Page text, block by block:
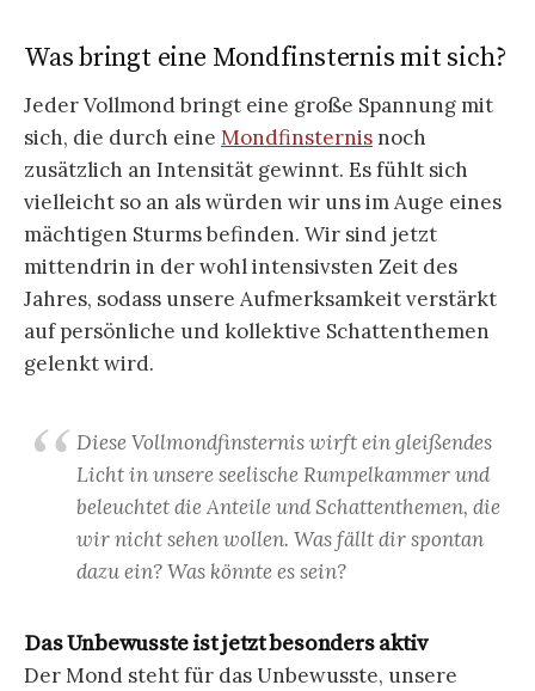
Was bringt eine Mondfinsternis mit sich?
Jeder Vollmond bringt eine große Spannung mit
sich, die durch eine Mondfinsternis noch
zusätzlich an Intensität gewinnt. Es fühlt sich
vielleicht so an als würden wir uns im Auge eines
mächtigen Sturms befinden. Wir sind jetzt
mittendrin in der wohl intensivsten Zeit des
Jahres, sodass unsere Aufmerksamkeit verstärkt
auf persönliche und kollektive Schattenthemen
gelenkt wird.
Diese Vollmondfinsternis wirft ein gleißendes
Licht in unsere seelische Rumpelkammer und
beleuchtet die Anteile und Schattenthemen, die
wir nicht sehen wollen. Was fällt dir spontan
dazu ein? Was könnte es sein?
Das Unbewusste ist jetzt besonders aktiv
Der Mond steht für das Unbewusste, unsere